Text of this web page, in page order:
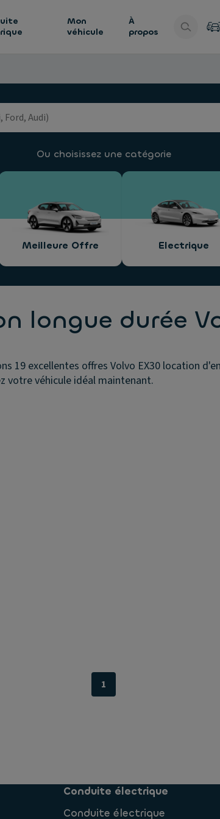
Mon
véhicule
À
propos
Ou choisissez une catégorie
Meilleure Offre Electrique
longue durée
19 excellentes offres Volvo EX30 location
votre véhicule idéal maintenant.
1
Conduite électrique
Conduite électrique